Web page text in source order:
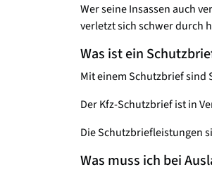
Wer seine Insassen auch
verletzt sich schwer durch
Was ist ein
Mit einem Schutzbrief sind
Der Kfz-Schutzbrief ist in
Die Schutzbriefleistungen
Was muss ich bei